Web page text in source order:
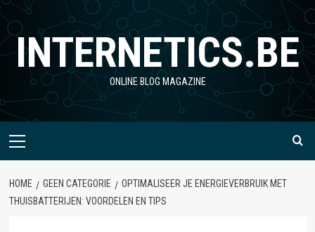
Ga
naar
de
inhoudINTERNETICS.BE
ONLINE BLOG MAGAZINE
Primair
HOME GEEN CATEGORIE
OPTIMALISEER JE ENERGIEVERBRUIK MET
THUISBATTERIJEN: VOORDELEN EN TIPS